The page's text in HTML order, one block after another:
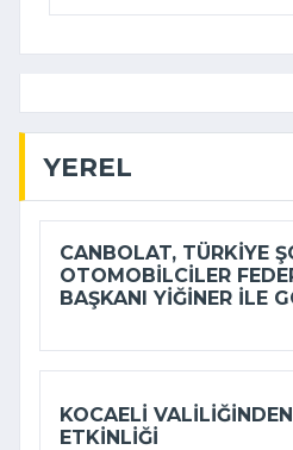
YEREL
CANBOLAT, TÜRKIYE
OTOMOBILCILER
BAŞKANI YIĞINER ILE
KOCAELI
ETKINLIĞI